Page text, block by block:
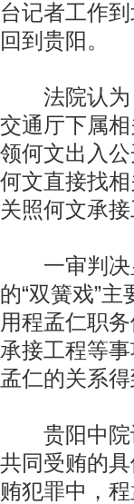
台记者工作
回到贵阳。
法院认为，
交通厅下属
领何文出入
何文直接找
关照何文承
一审判决显
的“双簧戏”
用程孟仁职
承接工程等
孟仁的关系
贵阳中院认
共同受贿的
贿犯罪中，